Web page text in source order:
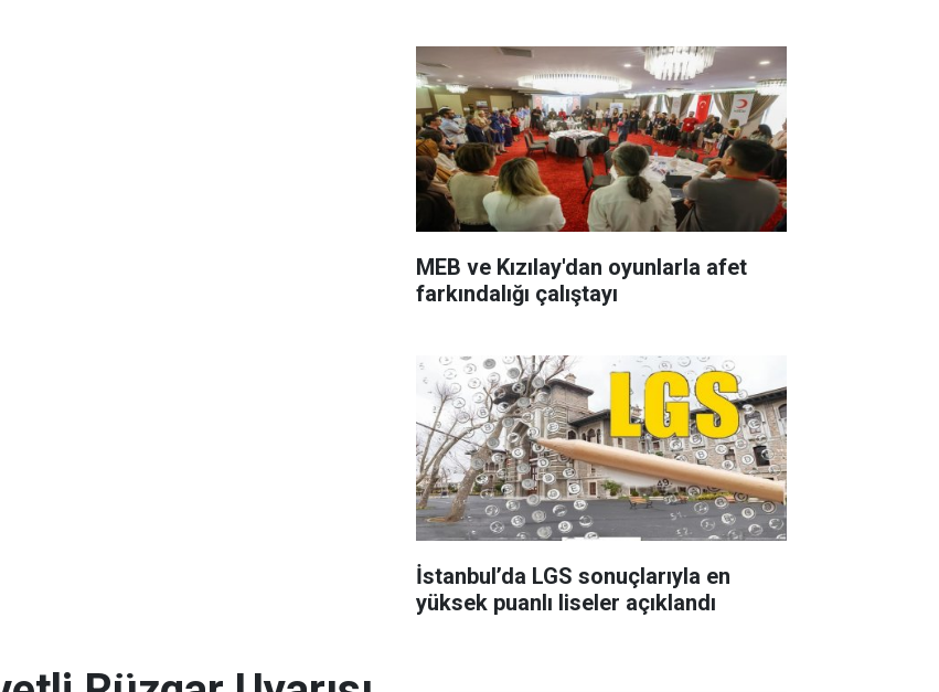
MEB ve Kızılay'dan oyunlarla afet
farkındalığı çalıştayı
İstanbul’da LGS sonuçlarıyla en
yüksek puanlı liseler açıklandı